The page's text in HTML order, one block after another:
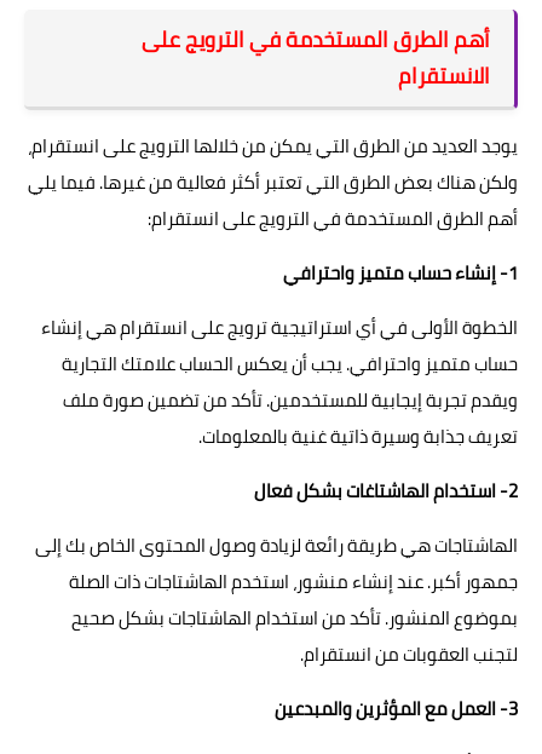
أهم الطرق المستخدمة في الترويج على
الانستقرام
يوجد العديد من الطرق التي يمكن من خلالها الترويج على انستقرام،
ولكن هناك بعض الطرق التي تعتبر أكثر فعالية من غيرها. فيما يلي
أهم الطرق المستخدمة في الترويج على انستقرام:
1- إنشاء حساب متميز واحترافي
الخطوة الأولى في أي استراتيجية ترويج على انستقرام هي إنشاء
حساب متميز واحترافي. يجب أن يعكس الحساب علامتك التجارية
ويقدم تجربة إيجابية للمستخدمين. تأكد من تضمين صورة ملف
تعريف جذابة وسيرة ذاتية غنية بالمعلومات.
2- استخدام الهاشتاغات بشكل فعال
الهاشتاجات هي طريقة رائعة لزيادة وصول المحتوى الخاص بك إلى
جمهور أكبر. عند إنشاء منشور، استخدم الهاشتاجات ذات الصلة
بموضوع المنشور. تأكد من استخدام الهاشتاجات بشكل صحيح
لتجنب العقوبات من انستقرام.
3- العمل مع المؤثرين والمبدعين